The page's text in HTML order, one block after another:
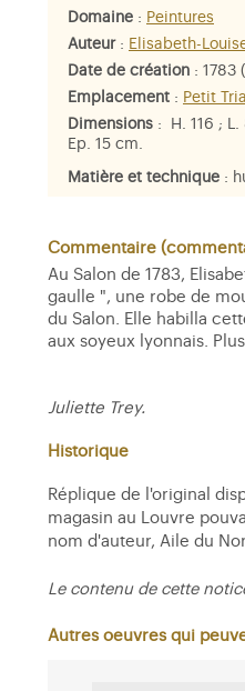
Domaine : Peintures
Auteur: Elisabeth-
Date de création : 1783 (
Emplacement : Petit
Dimensions : H. 116 ;
Ep. 15 cm.
Matière et technique :
Commentaire
Au Salon de 1783,
gaulle ", une robe de
du Salon. Elle habilla
aux soyeux lyonnais.
Juliette Trey.
Historique
Réplique de l'original
magasin au Louvre
nom d'auteur, Aile du
Le contenu de cette
Autres oeuvres qui